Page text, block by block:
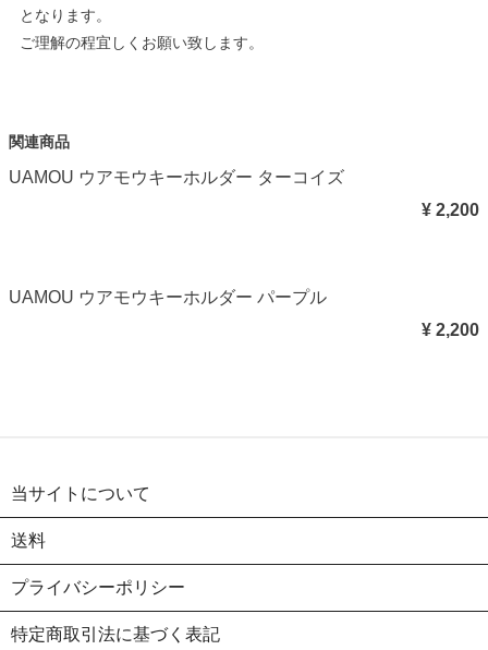
となります。
ご理解の程宜しくお願い致します。
関連商品
UAMOU ウアモウキーホルダー ターコイズ
¥ 2,200
UAMOU ウアモウキーホルダー パープル
¥ 2,200
当サイトについて
送料
プライバシーポリシー
特定商取引法に基づく表記